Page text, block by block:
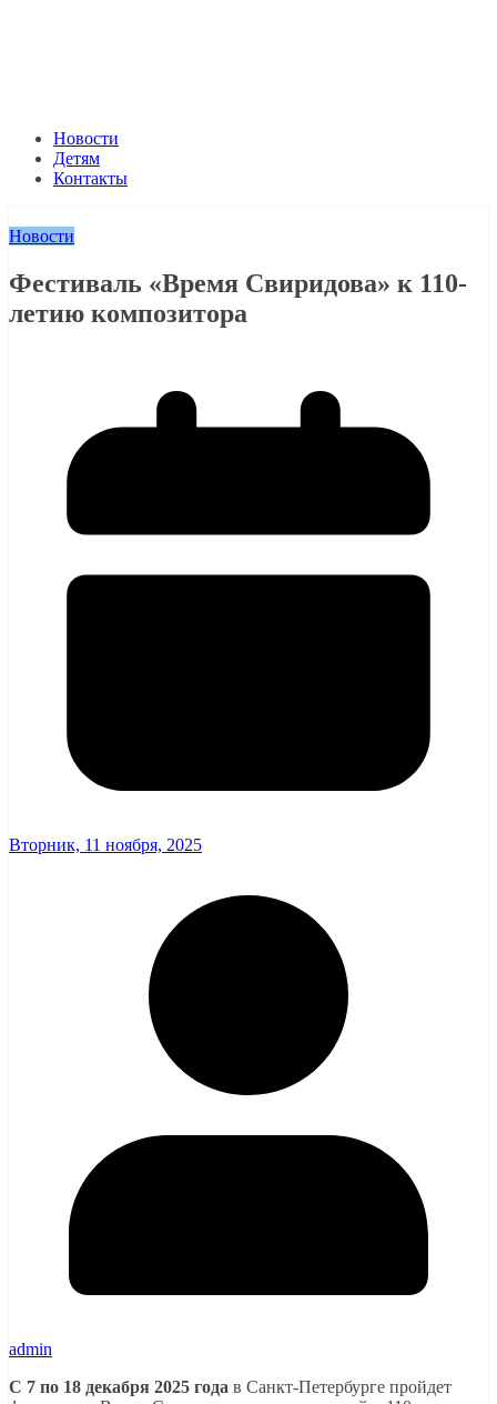
Новости
Детям
Контакты
Новости
Фестиваль «Время Свиридова» к 110-
летию композитора
Вторник, 11 ноября, 2025
admin
С 7 по 18 декабря 2025 года в Санкт-Петербурге пройдет